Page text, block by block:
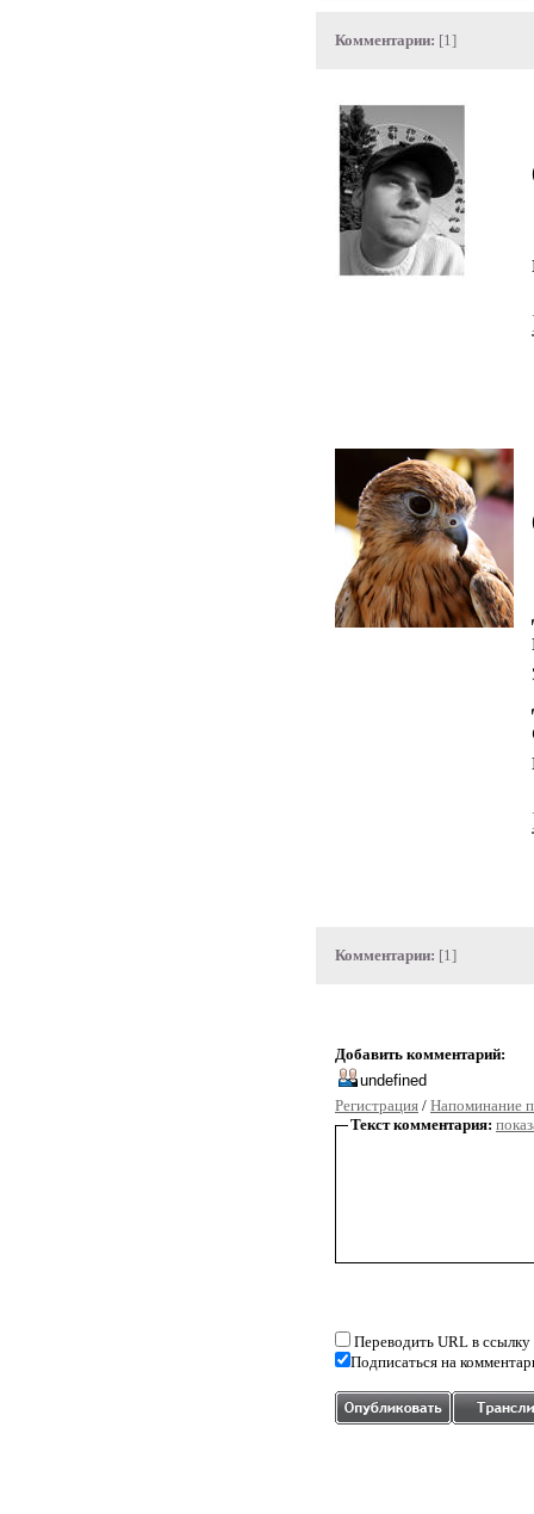
Комментарии: [1]
Комментарии: [1]
Добавить комментарий:
Регистрация / Напоминание
Текст комментария:
Переводить URL в ссылку
Подписаться на